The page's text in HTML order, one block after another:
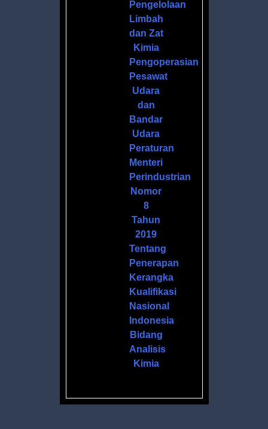
Pengelolaan
Limbah
dan Zat
Kimia
Pengoperasian
Pesawat
Udara
dan
Bandar
Udara
Peraturan
Menteri
Perindustrian
Nomor
8
Tahun
2019
Tentang
Penerapan
Kerangka
Kualifikasi
Nasional
Indonesia
Bidang
Analisis
Kimia